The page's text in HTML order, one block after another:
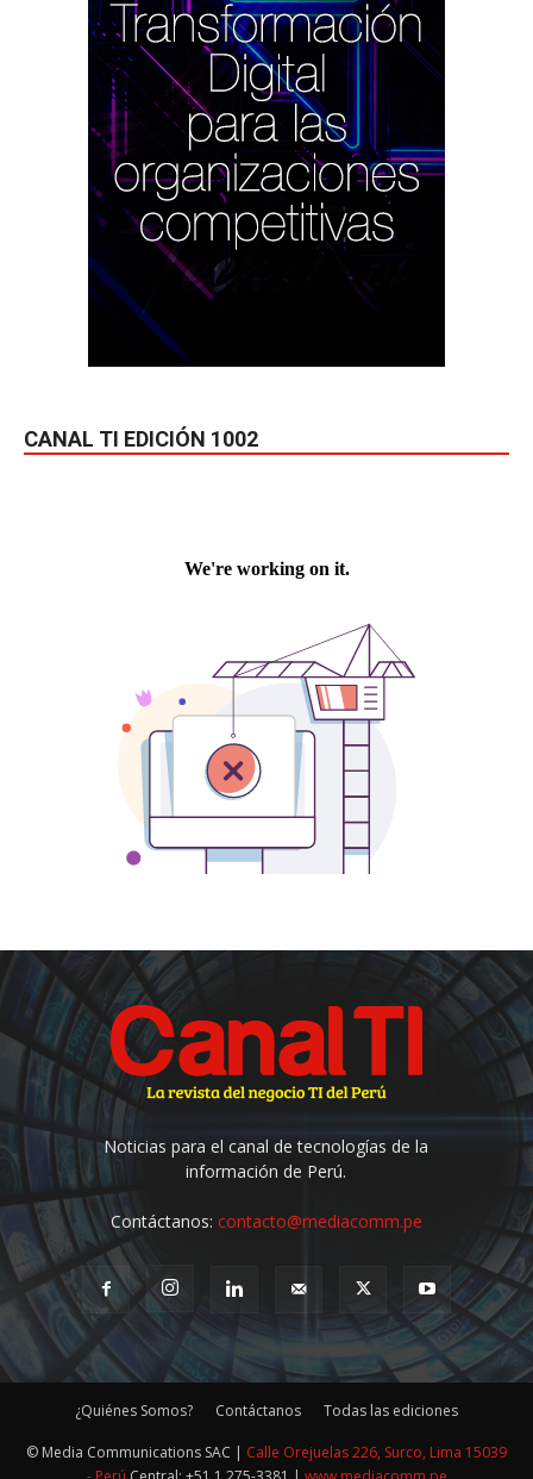
CANAL TI EDICIÓN 1002
Noticias para el canal de tecnologías de la
información de Perú.
Contáctanos: contacto@mediacomm.pe
¿Quiénes Somos? Contáctanos Todas las ediciones
© Media Communications SAC | Calle Orejuelas 226, Surco, Lima 15039